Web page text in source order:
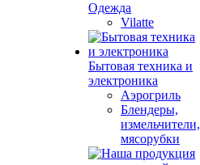
Одежда
Vilatte
Бытовая техника и
электроника
Аэрогриль
Блендеры,
измельчители,
мясорубки